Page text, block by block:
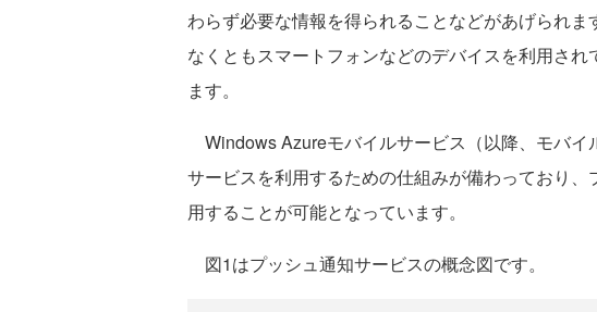
わらず必要な情報を得られることなどがあげられ
なくともスマートフォンなどのデバイスを利用さ
ます。
Windows Azureモバイルサービス（以降、モバイ
サービスを利用するための仕組みが備わっており
用することが可能となっています。
図1はプッシュ通知サービスの概念図です。